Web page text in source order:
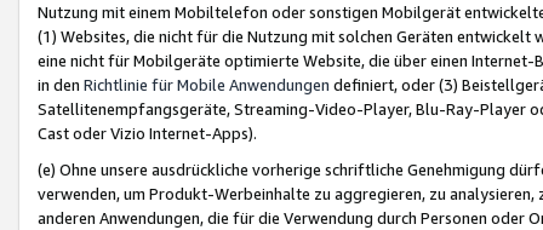
Nutzung mit einem Mobiltelefon oder sonstigen Mobilgerät
(1) Websites, die nicht für die Nutzung mit solchen Geräten
eine nicht für Mobilgeräte optimierte Website, die über einen
in den Richtlinie für Mobile Anwendungen definiert, oder (3)
Satellitenempfangsgeräte, Streaming-Video-Player, Blu-Ray-Player
Cast oder Vizio Internet-Apps).
(e) Ohne unsere ausdrückliche vorherige schriftliche Genehmigung
verwenden, um Produkt-Werbeinhalte zu aggregieren, zu
anderen Anwendungen, die für die Verwendung durch Personen